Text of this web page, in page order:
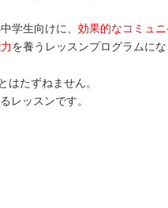
学生向けに、 効果的なコミュ
を養うレッスンプログラムにな
はたずねません。
レッスンです。